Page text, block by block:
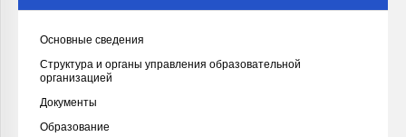
Основные сведения
Структура и органы управления образовательной
организацией
Документы
Образование